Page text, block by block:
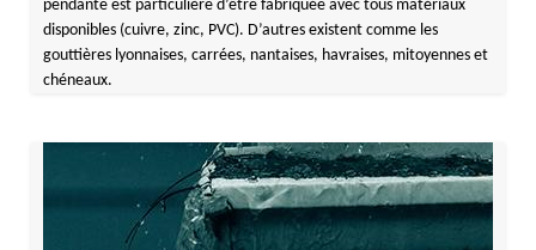
pendante est particulière d’être fabriquée avec tous matériaux
disponibles (cuivre, zinc, PVC). D’autres existent comme les
gouttières lyonnaises, carrées, nantaises, havraises, mitoyennes et
chéneaux.